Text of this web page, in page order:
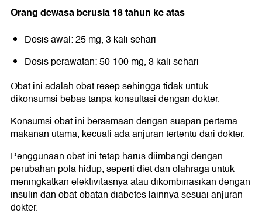
Perhatian Penggunaan Acarbose
Efek Samping Acarbose
Orang dewasa berusia 18 tahun ke atas
Dosis awal: 25 mg, 3 kali sehari
Dosis perawatan: 50-100 mg, 3 kali sehari
Obat ini adalah obat resep sehingga tidak untuk
dikonsumsi bebas tanpa konsultasi dengan dokter.
Konsumsi obat ini bersamaan dengan suapan pertama
makanan utama, kecuali ada anjuran tertentu dari dokter.
Penggunaan obat ini tetap harus diimbangi dengan
perubahan pola hidup, seperti diet dan olahraga untuk
meningkatkan efektivitasnya atau dikombinasikan dengan
insulin dan obat-obatan diabetes lainnya sesuai anjuran
dokter.